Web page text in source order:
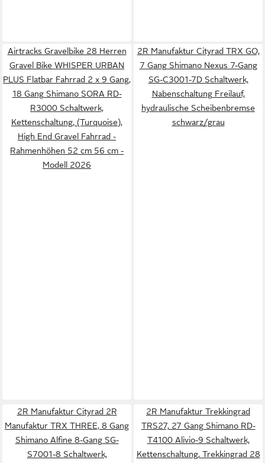
Airtracks Gravelbike 28 Herren
Gravel Bike WHISPER URBAN
PLUS Flatbar Fahrrad 2 x 9 Gang,
18 Gang Shimano SORA RD-
R3000 Schaltwerk,
Kettenschaltung, (Turquoise),
High End Gravel Fahrrad -
Rahmenhöhen 52 cm 56 cm -
Modell 2026
2R Manufaktur Cityrad TRX GO,
7 Gang Shimano Nexus 7-Gang
SG-C3001-7D Schaltwerk,
Nabenschaltung Freilauf,
hydraulische Scheibenbremse
schwarz/grau
2R Manufaktur Cityrad 2R
Manufaktur TRX THREE, 8 Gang
Shimano Alfine 8-Gang SG-
S7001-8 Schaltwerk,
2R Manufaktur Trekkingrad
TRS27, 27 Gang Shimano RD-
T4100 Alivio-9 Schaltwerk,
Kettenschaltung, Trekkingrad 28